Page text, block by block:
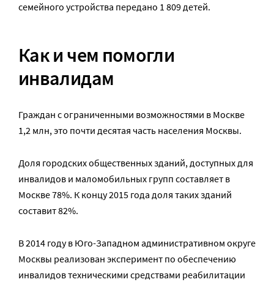
семейного устройства передано 1 809 детей.
Как и чем помогли
инвалидам
Граждан с ограниченными возможностями в Москве
1,2 млн, это почти десятая часть населения Москвы.
Доля городских общественных зданий, доступных для
инвалидов и маломобильных групп составляет в
Москве 78%. К концу 2015 года доля таких зданий
составит 82%.
В 2014 году в Юго-Западном административном округе
Москвы реализован эксперимент по обеспечению
инвалидов техническими средствами реабилитации